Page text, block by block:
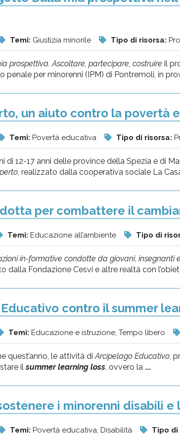
Temi: Giustizia minorile Tipo di risorsa:
prospettiva. Ascoltare, partecipare, costruire il
penale per minorenni (IPM) di Pontremoli, in
un aiuto contro la povertà
Temi: Povertà educativa Tipo di risorsa:
di 12-17 anni delle province della Spezia e di
, realizzato dalla cooperativa sociale La
per combattere il
Temi: Educazione all’ambiente Tipo di
in-formative condotte da giovani,
dalla Fondazione Cesvi e altre realtà con
contro il summer
Temi: Educazione e istruzione, Tempo libero
quest’anno, le attività di Arcipelago Educativo,
ilsummer learning loss, ovvero la ...
i minorenni disabili
Temi: Povertà educativa, Disabilità Tipo di